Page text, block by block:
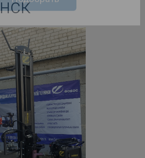
выбор нам!
для Вас за 10
минут!
Подобрать